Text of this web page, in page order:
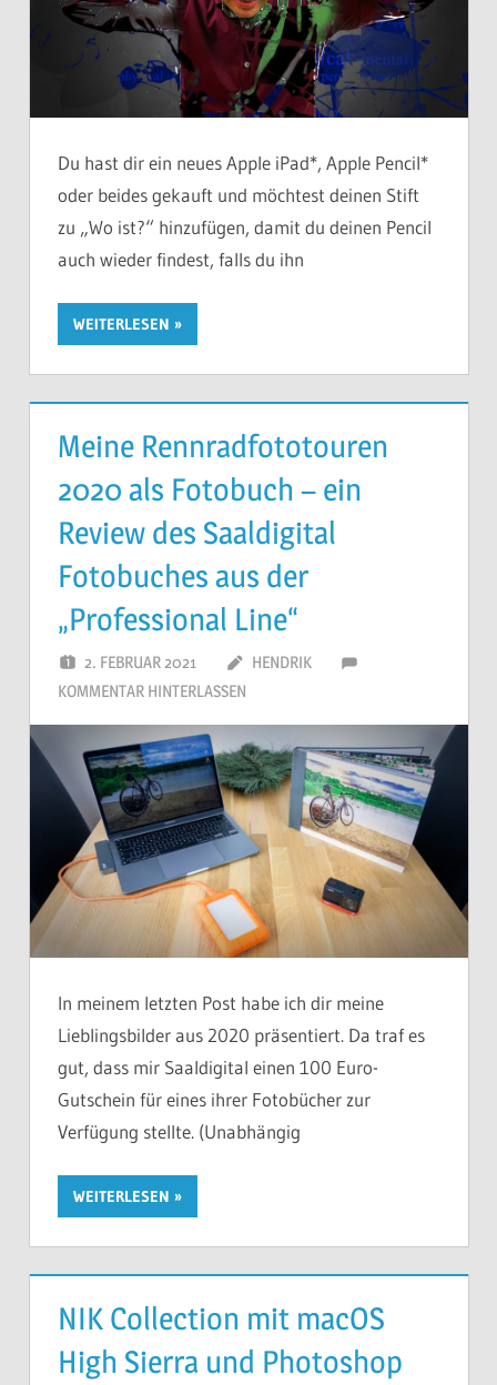
Du hast dir ein neues Apple iPad*, Apple Pencil*
oder beides gekauft und möchtest deinen Stift
zu „Wo ist?“ hinzufügen, damit du deinen Pencil
auch wieder findest, falls du ihn
WEITERLESEN
Meine Rennradfototouren
2020 als Fotobuch – ein
Review des Saaldigital
Fotobuches aus der
„Professional Line“
2. FEBRUAR 2021
HENDRIK
KOMMENTAR HINTERLASSEN
In meinem letzten Post habe ich dir meine
Lieblingsbilder aus 2020 präsentiert. Da traf es
gut, dass mir Saaldigital einen 100 Euro-
Gutschein für eines ihrer Fotobücher zur
Verfügung stellte. (Unabhängig
WEITERLESEN
NIK Collection mit macOS
High Sierra und Photoshop